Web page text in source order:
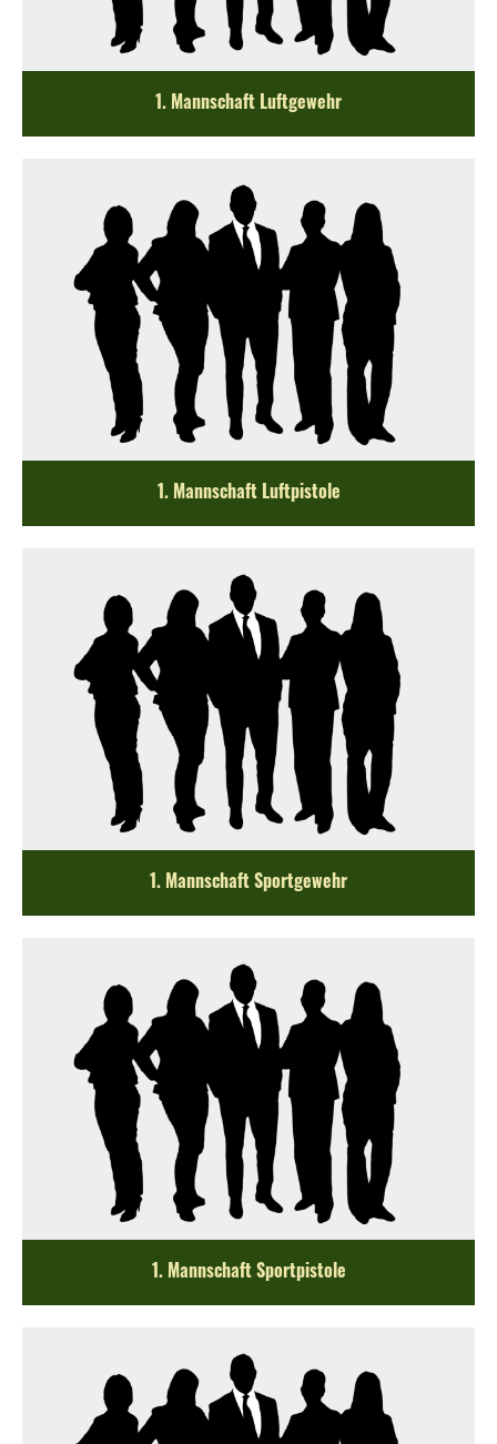
1. Mannschaft Luftgewehr
1. Mannschaft Luftpistole
1. Mannschaft Sportgewehr
1. Mannschaft Sportpistole